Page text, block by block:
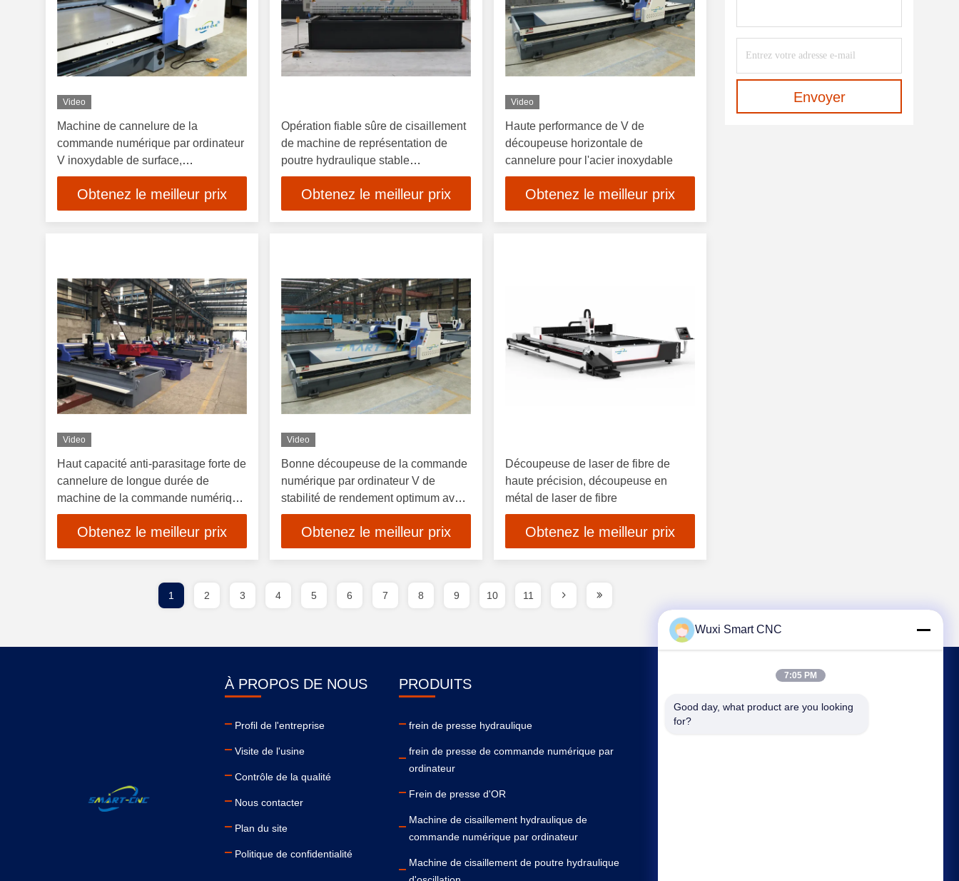
Video
Machine de cannelure de la
commande numérique par ordinateur
V inoxydable de surface,
découpeuse électrique de la
commande numérique par ordinateur
V
Obtenez le meilleur prix
Opération fiable sûre de cisaillement
de machine de représentation de
poutre hydraulique stable
d'oscillation
Obtenez le meilleur prix
Video
Haute performance de V de
découpeuse horizontale de
cannelure pour l'acier inoxydable
Obtenez le meilleur prix
Video
Haut capacité anti-parasitage forte de
cannelure de longue durée de
machine de la commande numérique
par ordinateur V de sécurité
Obtenez le meilleur prix
Video
Bonne découpeuse de la commande
numérique par ordinateur V de
stabilité de rendement optimum avec
la fonction de rétraction
Obtenez le meilleur prix
Découpeuse de laser de fibre de
haute précision, découpeuse en
métal de laser de fibre
Obtenez le meilleur prix
Coupé À La Longueur De Ligne
(10)
Machine De Soudure Laser De
Envoyer
1 2 3 4 5 6 7 8 9 10 11
À PROPOS DE NOUS
Profil de l'entreprise
Visite de l'usine
Contrôle de la qualité
Nous contacter
Plan du site
Politique de confidentialité
PRODUITS
frein de presse hydraulique
frein de presse de commande numérique par
ordinateur
Frein de presse d'OR
Machine de cisaillement hydraulique de
commande numérique par ordinateur
Machine de cisaillement de poutre hydraulique
NOUS CONTACTER
sales@chinasmartcnc.com
Wuxi Smart CNC
7:05 PM
Good day, what product are you looking
for?